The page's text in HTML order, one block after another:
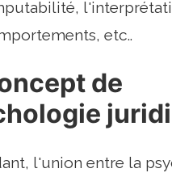
etc..
de
l'union entre la